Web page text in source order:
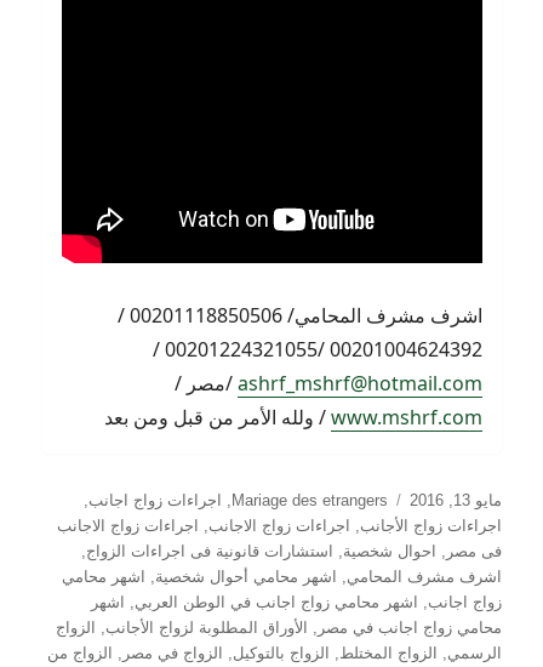
اشرف مشرف المحامي/ 00201118850506 /
00201004624392 /00201224321055 /
ashrf_mshrf@hotmail.com/مصر /
www.mshrf.com/ ولله الأمر من قبل ومن بعد
نُشرت
في
مايو 13, 2016 التصنيفات
Mariage des etrangers اجراءات زواج اجانب
اجراءات زواج الأجانب
اجراءات زواج الاجانب
اجراءات زواج الاجانب
فى مصر
احوال شخصية استشارات قانونية فى اجراءات الزواج
اشرف مشرف المحامي
اشهر محامي أحوال شخصية
اشهر محامي
زواج اجانب
اشهر محامي زواج اجانب في الوطن العربي
اشهر
محامي زواج اجانب في مصر
الأوراق المطلوبة لزواج الأجانب
الزواج
الرسمي
الزواج المختلط الزواج بالتوكيل الزواج في مصر
الزواج من